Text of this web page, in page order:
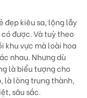
đẹp kiêu sa, lộng lẫy
được. Và tuỳ theo
khu vực mà loài hoa
nhau. Nhưng dù
là biểu tượng cho
là lòng trung thành,
sâu sắc.